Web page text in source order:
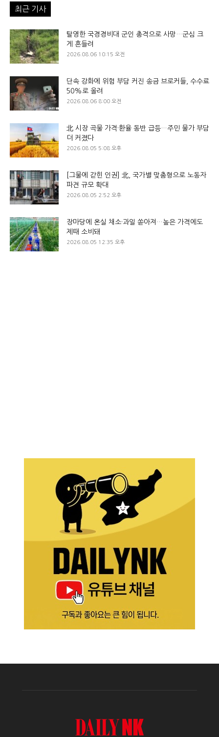
최근 기사
탈영한 국경경비대 군인 총격으로 사망…군심 크
게 흔들려
2026.08.06 10:15 오전
단속 강화에 위험 부담 커진 송금 브로커들, 수수료
50%로 올려
2026.08.06 8:00 오전
北 시장 곡물 가격·환율 동반 급등…주민 물가 부담
더 커졌다
2026.08.05 5:08 오후
[그물에 갇힌 인권] 北, 국가별 맞춤형으로 노동자
파견 규모 확대
2026.08.05 2:52 오후
장마당에 온실 채소·과일 쏟아져…높은 가격에도
제때 소비돼
2026.08.05 12:35 오후